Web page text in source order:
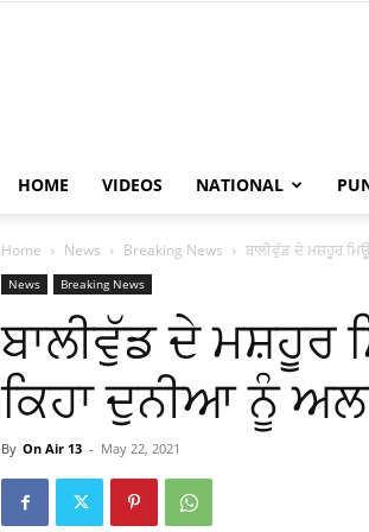
HOME VIDEOS NATIONAL
Home News Breaking News ਬਾਲੀਵੁੱਡ ਦੇ ਮਸ਼ਹੂਰ
News Breaking News
ਬਾਲੀਵੁੱਡ ਦੇ ਮਸ਼ਹੂਰ
ਕਿਹਾ ਦੁਨੀਆ ਨੂੰ
By On Air 13 - May 22, 2021